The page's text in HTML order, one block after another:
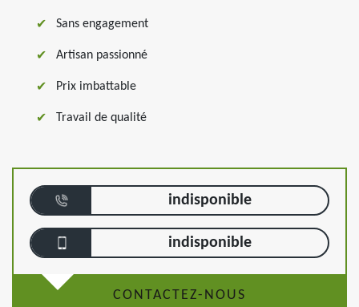
Sans engagement
Artisan passionné
Prix imbattable
Travail de qualité
indisponible
indisponible
CONTACTEZ-NOUS